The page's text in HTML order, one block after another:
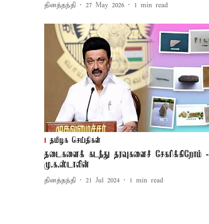
தினத்தந்தி 27 May 2026 1 min read
தமிழக செய்திகள்
தடைகளைக் கடந்து தரவுகளைச் சேகரிக்கிறோம் -
மு.க.ஸ்டாலின்
தினத்தந்தி 21 Jul 2024 1 min read